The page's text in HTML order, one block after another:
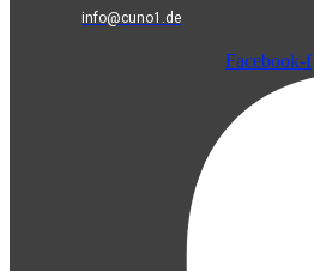
info@cuno1.de
Facebook-f